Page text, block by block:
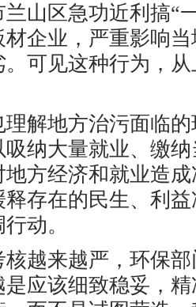
山区急功近利搞“
企业，严重影响
可见这种行为，
地方治污面临的
纳大量就业、缴
方经济和就业造
存在的民生、利
动。
来越严，环保部
应该细致稳妥，